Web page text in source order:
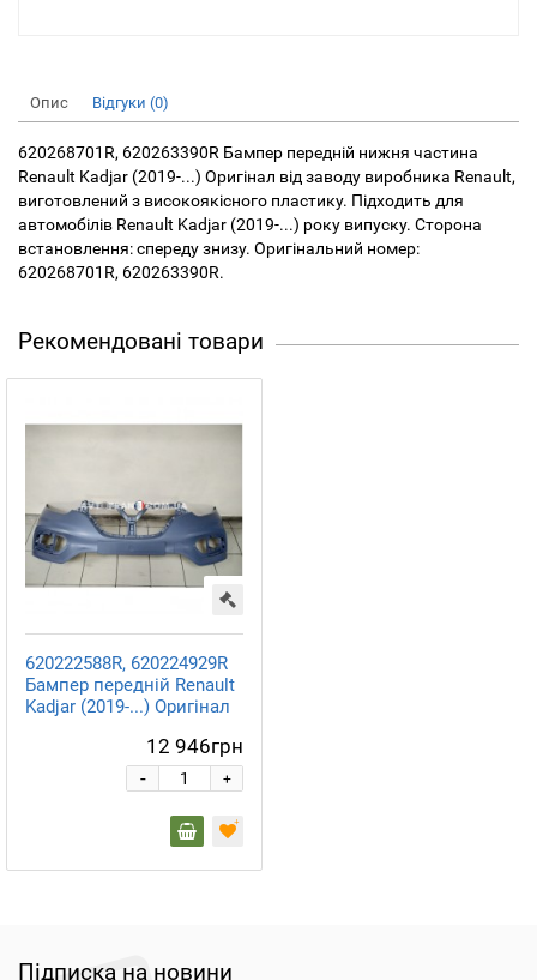
Опис Відгуки (0)
620268701R, 620263390R Бампер передній нижня частина
Renault Kadjar (2019-...) Оригінал від заводу виробника Renault,
виготовлений з високоякісного пластику. Підходить для
автомобілів Renault Kadjar (2019-...) року випуску. Сторона
встановлення: спереду знизу. Оригінальний номер:
620268701R, 620263390R.
Рекомендовані товари
620222588R, 620224929R
Бампер передній Renault
Kadjar (2019-...) Оригінал
12 946грн
+
-
Підписка на новини